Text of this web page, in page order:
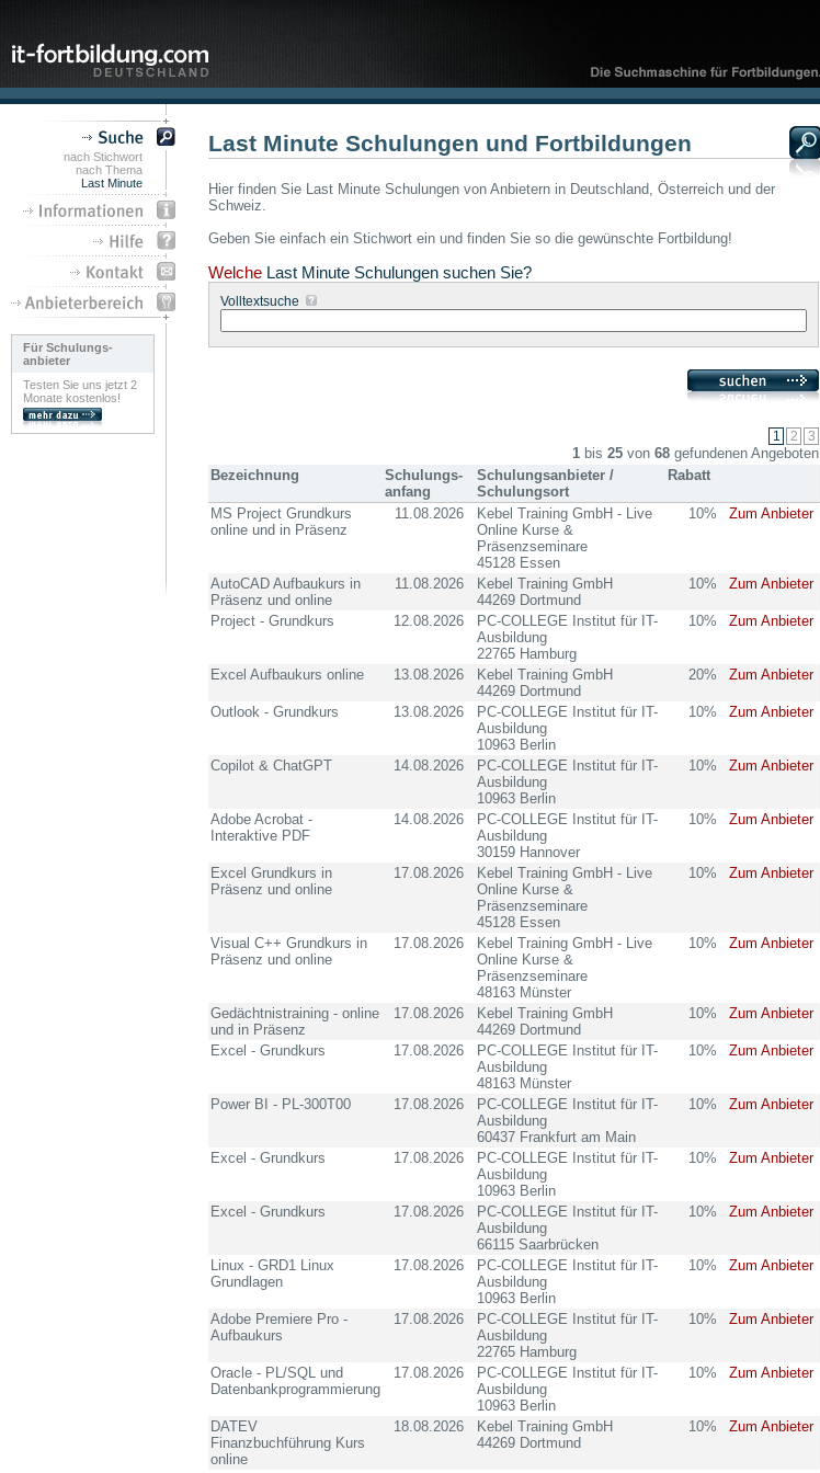
nach Stichwort
nach Thema
Last Minute
Für Schulungs-
anbieter
Testen Sie uns jetzt 2
Monate kostenlos!
Last Minute Schulungen und Fortbildungen
Hier finden Sie Last Minute Schulungen von Anbietern in Deutschland, Österreich und der
Schweiz.
Geben Sie einfach ein Stichwort ein und finden Sie so die gewünschte Fortbildung!
Welche Last Minute Schulungen suchen Sie?
Volltextsuche
1 bis 25 von 68 gefundenen Angeboten
Bezeichnung
Schulungs-
anfang
Schulungsanbieter /
Schulungsort
Rabatt
MS Project Grundkurs
online und in Präsenz
11.08.2026
Kebel Training GmbH - Live
Online Kurse &
Präsenzseminare
45128 Essen
10% Zum Anbieter
AutoCAD Aufbaukurs in
Präsenz und online
11.08.2026
Kebel Training GmbH
44269 Dortmund
10% Zum Anbieter
Project - Grundkurs 12.08.2026
PC-COLLEGE Institut für IT-
Ausbildung
22765 Hamburg
10% Zum Anbieter
Excel Aufbaukurs online 13.08.2026
Kebel Training GmbH
44269 Dortmund
20% Zum Anbieter
Outlook - Grundkurs 13.08.2026
PC-COLLEGE Institut für IT-
Ausbildung
10963 Berlin
10% Zum Anbieter
Copilot & ChatGPT 14.08.2026
PC-COLLEGE Institut für IT-
Ausbildung
10963 Berlin
10% Zum Anbieter
Adobe Acrobat -
Interaktive PDF
14.08.2026
PC-COLLEGE Institut für IT-
Ausbildung
30159 Hannover
10% Zum Anbieter
Excel Grundkurs in
Präsenz und online
17.08.2026
Kebel Training GmbH - Live
Online Kurse &
Präsenzseminare
45128 Essen
10% Zum Anbieter
Visual C++ Grundkurs in
Präsenz und online
17.08.2026
Kebel Training GmbH - Live
Online Kurse &
Präsenzseminare
48163 Münster
10% Zum Anbieter
Gedächtnistraining - online
und in Präsenz
17.08.2026
Kebel Training GmbH
44269 Dortmund
10% Zum Anbieter
Excel - Grundkurs 17.08.2026
PC-COLLEGE Institut für IT-
Ausbildung
48163 Münster
10% Zum Anbieter
Power BI - PL-300T00 17.08.2026
PC-COLLEGE Institut für IT-
Ausbildung
60437 Frankfurt am Main
10% Zum Anbieter
Excel - Grundkurs 17.08.2026
PC-COLLEGE Institut für IT-
Ausbildung
10963 Berlin
10% Zum Anbieter
Excel - Grundkurs 17.08.2026
PC-COLLEGE Institut für IT-
Ausbildung
66115 Saarbrücken
10% Zum Anbieter
Linux - GRD1 Linux
Grundlagen
17.08.2026
PC-COLLEGE Institut für IT-
Ausbildung
10963 Berlin
10% Zum Anbieter
Adobe Premiere Pro -
Aufbaukurs
17.08.2026
PC-COLLEGE Institut für IT-
Ausbildung
22765 Hamburg
10% Zum Anbieter
Oracle - PL/SQL und
Datenbankprogrammierung
17.08.2026
PC-COLLEGE Institut für IT-
Ausbildung
10963 Berlin
10% Zum Anbieter
DATEV
Finanzbuchführung Kurs
online
18.08.2026
Kebel Training GmbH
44269 Dortmund
10% Zum Anbieter